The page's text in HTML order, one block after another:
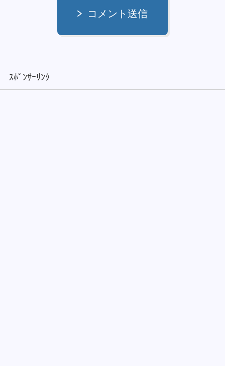
コメント送信
ｽﾎﾟﾝｻｰﾘﾝｸ